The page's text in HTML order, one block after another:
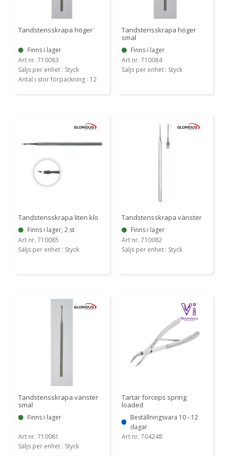
Tandstensskrapa höger
Finns i lager
Art nr. 710083
Säljs per enhet : Styck
Antal i stor förpackning : 12
Tandstensskrapa höger
smal
Finns i lager
Art nr. 710084
Säljs per enhet : Styck
Tandstensskrapa liten klo
Finns i lager, 2 st
Art nr. 710085
Säljs per enhet : Styck
Tandstensskrapa vänster
Finns i lager
Art nr. 710082
Säljs per enhet : Styck
Tandstensskrapa vänster
smal
Finns i lager
Art nr. 710081
Säljs per enhet : Styck
Tartar forceps spring
loaded
Beställningsvara 10 - 12
dagar
Art nr. 704248